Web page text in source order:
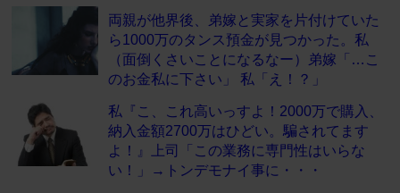
両親が他界後、弟嫁と実家を片付けていた
ら1000万のタンス預金が見つかった。私
（面倒くさいことになるなー）弟嫁「…こ
のお金私に下さい」 私「え！？」
私『こ、これ高いっすよ！2000万で購入、
納入金額2700万はひどい。騙されてます
よ！』上司「この業務に専門性はいらな
い！」→トンデモナイ事に・・・